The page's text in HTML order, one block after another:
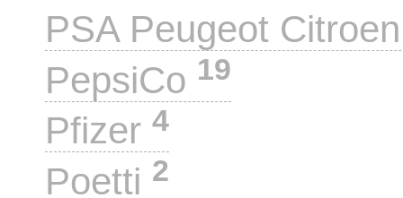
PSA Peugeot
PepsiCo 19
Pfizer 4
Poetti 2